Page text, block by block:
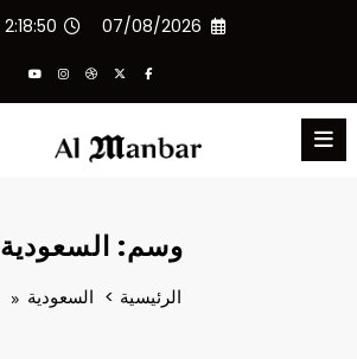
07/08/2026
2:18:51 PM
وسم: السعودية
الرئيسية السعودية